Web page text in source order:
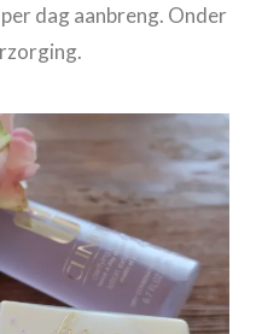
dag aanbreng. Onder